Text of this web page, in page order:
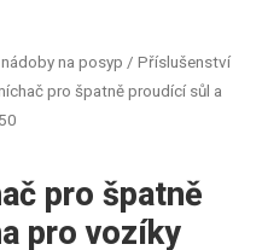
na posyp / Příslušenství
pro špatně proudící sůl a
pro špatně
pro vozíky